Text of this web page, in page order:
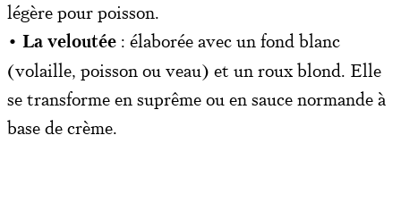
légère pour poisson.
• La veloutée : élaborée avec un fond blanc
(volaille, poisson ou veau) et un roux blond. Elle
se transforme en suprême ou en sauce normande à
base de crème.